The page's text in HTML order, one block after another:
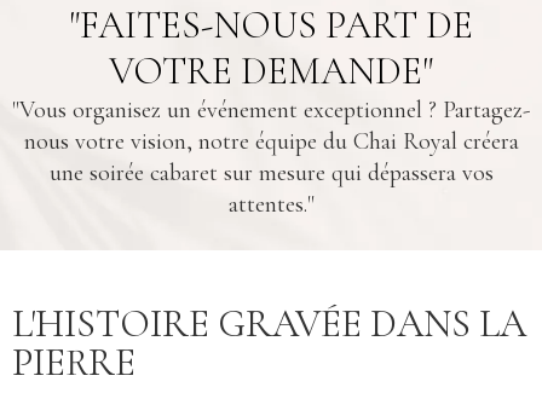
"FAITES-NOUS PART DE
VOTRE DEMANDE"
"Vous organisez un événement exceptionnel ? Partagez-
nous votre vision, notre équipe du Chai Royal créera
une soirée cabaret sur mesure qui dépassera vos
attentes."
L'HISTOIRE GRAVÉE DANS LA
PIERRE